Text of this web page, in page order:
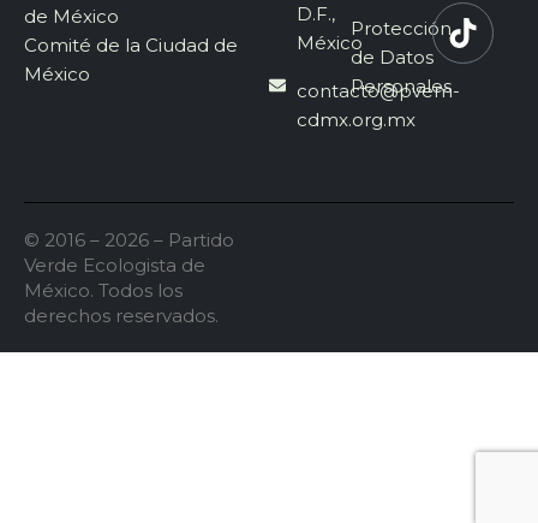
de México
Comité de la Ciudad de
México
D.F.,
México
contacto@pvem-
cdmx.org.mx
Protección
de Datos
Personales
© 2016 – 2026 – Partido
Verde Ecologista de
México. Todos los
derechos reservados.